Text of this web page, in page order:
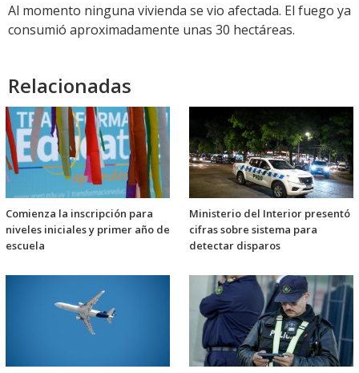
Al momento ninguna vivienda se vio afectada. El fuego ya
consumió aproximadamente unas 30 hectáreas.
Relacionadas
Comienza la inscripción para
niveles iniciales y primer año de
escuela
Ministerio del Interior presentó
cifras sobre sistema para
detectar disparos